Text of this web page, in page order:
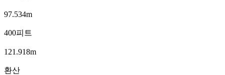
97.534m
400피트
121.918m
환산